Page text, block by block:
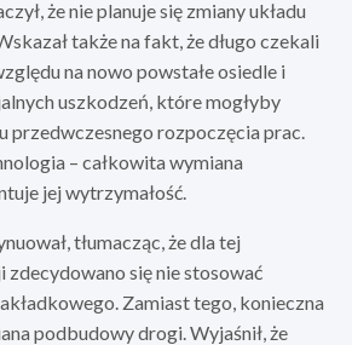
że nie planuje się zmiany układu
także na fakt, że długo czekali
na nowo powstałe osiedle i
uszkodzeń, które mogłyby
przedwczesnego rozpoczęcia prac.
– całkowita wymiana
jej wytrzymałość.
tłumacząc, że dla tej
się nie stosować
Zamiast tego, konieczna
podbudowy drogi. Wyjaśnił, że